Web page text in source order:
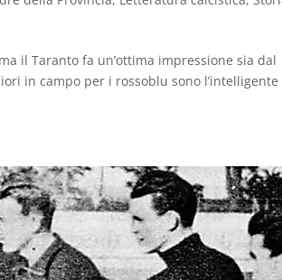
il Taranto fa un’ottima impressione sia dal
in campo per i rossoblu sono l’intelligente